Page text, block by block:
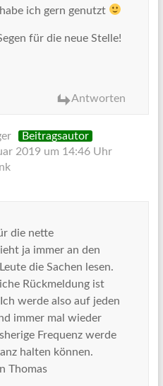
ich gern genutzt
für die neue Stelle!
Antworten
Beitragsautor
2019 um 14:46 Uhr
die nette
ja immer an den
die Sachen lesen.
Rückmeldung ist
werde also auf jeden
immer mal wieder
Frequenz werde
halten können.
Thomas